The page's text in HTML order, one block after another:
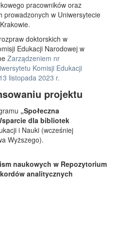
pracowników oraz
prowadzonych w Uniwersytecie
doktorskich w
Edukacji Narodowej w
Zarządzeniem nr
Komisji Edukacji
listopada 2023 r.
projektu
„Społeczna
dla bibliotek
i Nauki (wcześniej
Wyższego).
naukowych w Repozytorium
analitycznych